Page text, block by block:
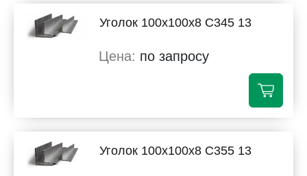
Уголок 100х100х8 С345 13
по запросу
Уголок 100х100х8 С355 13